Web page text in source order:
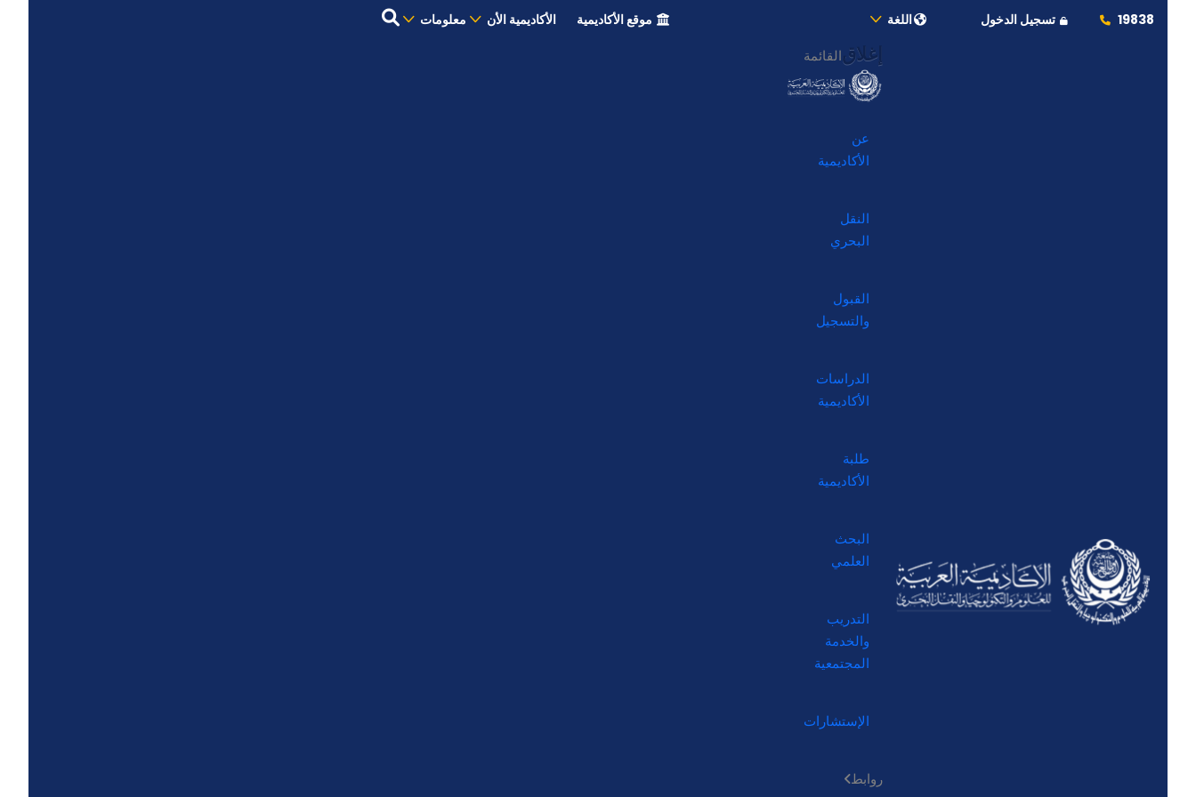
19838 تسجيل الدخول اللغة موقع الأكاديمية الأكاديمية الأن معلومات
إغلاق القائمة
عن
الأكاديمية
النقل
البحري
القبول
والتسجيل
الدراسات
الأكاديمية
طلبة
الأكاديمية
البحث
العلمي
التدريب
والخدمة
المجتمعية
الإستشارات
روابط